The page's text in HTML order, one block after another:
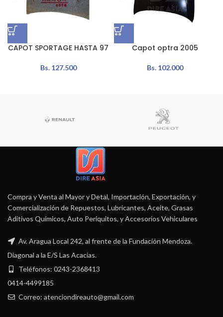
CAPOT SPORTAGE HASTA 97
Bs.127.500
Capot optra 2005
Bs.102.000
Compra y Venta al Mayor y Detal, Importación, Exportación, y
Comercialización de Repuestos, Lubricantes, Aceite, Grasas
Aditivos Químicos, Auto Periquitos, y Accesorios Vehiculares
Av. Aragua Local 242, al frente de la Fundación Mendoza.
Diagonal a la E/S Las Acacias.
Teléfonos: 0243-2368413
0414-4499185
Correo: atenciondireauto@gmail.com